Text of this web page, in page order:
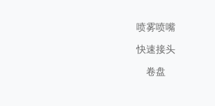
喷雾喷嘴
快速接头
卷盘